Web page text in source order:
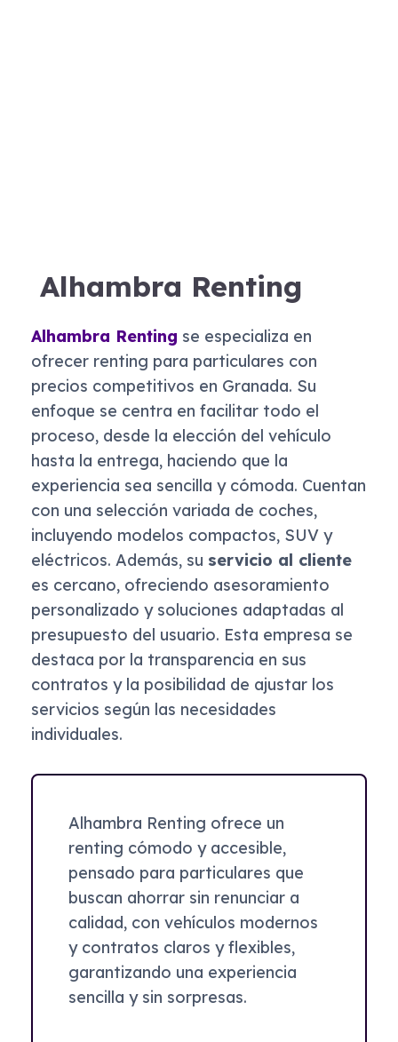
Alhambra Renting
Alhambra Renting se especializa en
ofrecer renting para particulares con
precios competitivos en Granada. Su
enfoque se centra en facilitar todo el
proceso, desde la elección del vehículo
hasta la entrega, haciendo que la
experiencia sea sencilla y cómoda. Cuentan
con una selección variada de coches,
incluyendo modelos compactos, SUV y
eléctricos. Además, su servicio al cliente
es cercano, ofreciendo asesoramiento
personalizado y soluciones adaptadas al
presupuesto del usuario. Esta empresa se
destaca por la transparencia en sus
contratos y la posibilidad de ajustar los
servicios según las necesidades
individuales.
Alhambra Renting ofrece un
renting cómodo y accesible,
pensado para particulares que
buscan ahorrar sin renunciar a
calidad, con vehículos modernos
y contratos claros y flexibles,
garantizando una experiencia
sencilla y sin sorpresas.